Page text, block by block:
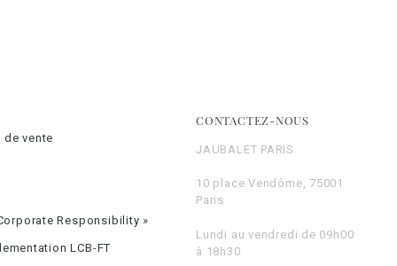
vente
Responsibility »
LCB-FT
CONTACTEZ-NOUS
JAUBALET PARIS
10 place Vendôme, 75001
Paris
Lundi au vendredi de 09h00
à 18h30